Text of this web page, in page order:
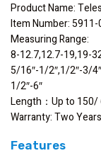
Product Name:
Item Number:
Measuring Range:
8-12.7,12.7-19,19-
5/16″-1/2″,1/2″-3/
1/2″-6″
Length：Up to 150/
Warranty: Two Years
Features